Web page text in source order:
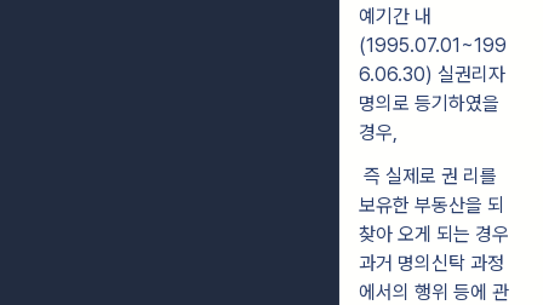
예기간 내
(1995.07.01~199
6.06.30) 실권리자
명의로 등기하였을
경우,
즉 실제로 권 리를
보유한 부동산을 되
찾아 오게 되는 경우
과거 명의신탁 과정
에서의 행위 등에 관